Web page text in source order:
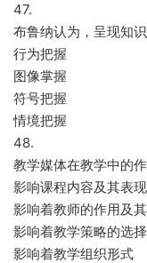
47.
布鲁纳认为，呈现知
行为把握
图像掌握
符号把握
情境把握
48.
教学媒体在教学中的
影响课程内容及其表
影响着教师的作用及
影响着教学策略的选
影响着教学组织形式